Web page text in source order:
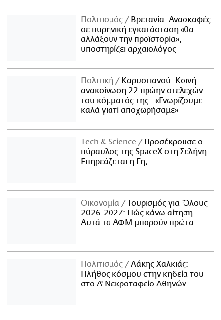
Πολιτισμός
Βρετανία: Ανασκαφές
σε πυρηνική εγκατάσταση «θα
αλλάξουν την προϊστορία»,
υποστηρίζει αρχαιολόγος
Πολιτική
Καρυστιανού: Κοινή
ανακοίνωση 22 πρώην στελεχών
του κόμματός της - «Γνωρίζουμε
καλά γιατί αποχωρήσαμε»
Τech & Science
Προσέκρουσε ο
πύραυλος της SpaceX στη Σελήνη:
Επηρεάζεται η Γη;
Οικονομία
Τουρισμός για Όλους
2026-2027: Πώς κάνω αίτηση -
Αυτά τα ΑΦΜ μπορούν πρώτα
Πολιτισμός
Λάκης Χαλκιάς:
Πλήθος κόσμου στην κηδεία του
στο Α' Νεκροταφείο Αθηνών